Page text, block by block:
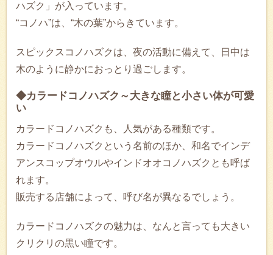
ハズク」が入っています。
“コノハ”は、“木の葉”からきています。
スピックスコノハズクは、夜の活動に備えて、日中は
木のように静かにおっとり過ごします。
◆カラードコノハズク～大きな瞳と小さい体が可愛
い
カラードコノハズクも、人気がある種類です。
カラードコノハズクという名前のほか、和名でインデ
アンスコップオウルやインドオオコノハズクとも呼ば
れます。
販売する店舗によって、呼び名が異なるでしょう。
カラードコノハズクの魅力は、なんと言っても大きい
クリクリの黒い瞳です。